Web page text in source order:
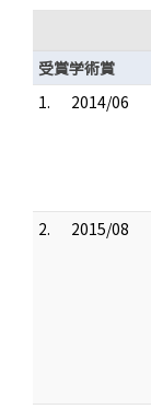
受賞学術賞
1.
2014/06
2.
2015/08